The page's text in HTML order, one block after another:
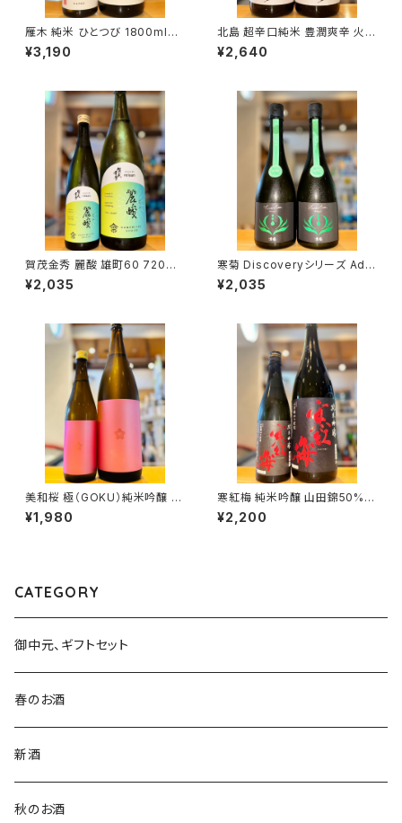
雁木 純米 ひとつび 1800ml１
本（八百新酒造・山口県岩国市
今津町）
¥3,190
北島 超辛口純米 豊潤爽辛 火入
1800ml１本（北島酒造・滋賀県
湖南市針）
¥2,640
賀茂金秀 麗酸 雄町60 720ml
１本（金光酒造・広島県東広島市
黒瀬町）
¥2,035
寒菊 Discoveryシリーズ Ada
pt -ふさこがね50 うすにごり無
濾過生原酒-2026 720ml１本
¥2,035
美和桜 極（GOKU）純米吟醸 7
20ml１本（美和桜酒造・広島県
三次市三和町）
¥1,980
寒紅梅 純米吟醸 山田錦50% 7
20ml１本（寒紅梅酒造・三重県
津市栗真中山町）
¥2,200
CATEGORY
御中元、ギフトセット
春のお酒
新酒
秋のお酒